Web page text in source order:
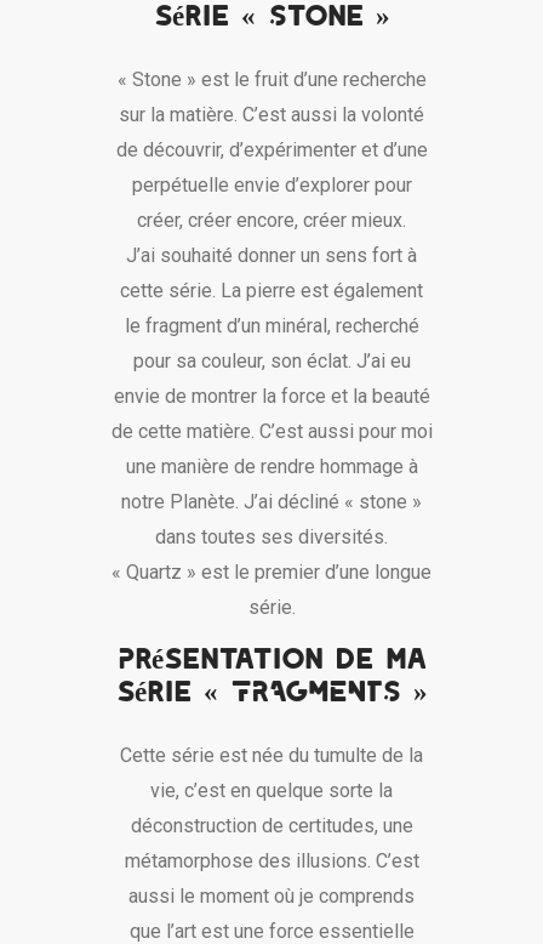
série « Stone »
« Stone » est le fruit d’une recherche
sur la matière. C’est aussi la volonté
de découvrir, d’expérimenter et d’une
perpétuelle envie d’explorer pour
créer, créer encore, créer mieux.
J’ai souhaité donner un sens fort à
cette série. La pierre est également
le fragment d’un minéral, recherché
pour sa couleur, son éclat. J’ai eu
envie de montrer la force et la beauté
de cette matière. C’est aussi pour moi
une manière de rendre hommage à
notre Planète. J’ai décliné « stone »
dans toutes ses diversités.
« Quartz » est le premier d’une longue
série.
Présentation de ma
série « FRAGMENTS »
Cette série est née du tumulte de la
vie, c’est en quelque sorte la
déconstruction de certitudes, une
métamorphose des illusions. C’est
aussi le moment où je comprends
que l’art est une force essentielle